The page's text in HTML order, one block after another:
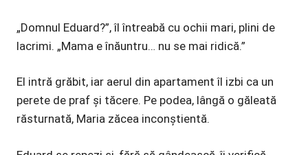
„Domnul Eduard?”, îl întreabă cu ochii mari, plini de
lacrimi. „Mama e înăuntru… nu se mai ridică.”
El intră grăbit, iar aerul din apartament îl izbi ca un
perete de praf și tăcere. Pe podea, lângă o găleată
răsturnată, Maria zăcea inconștientă.